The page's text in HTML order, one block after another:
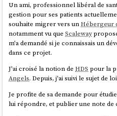
Un ami, professionnel libéral de
gestion pour ses patients
souhaite migrer vers unHébergeur
notamment vu queScaleway
m'a demandé si je connaissais un
dans ce projet.
J'ai croisé la notion deHDS pour la
Angels. Depuis, j'ai suivi le sujet de
Je profite de sa demande pour
lui répondre, et publier une note de